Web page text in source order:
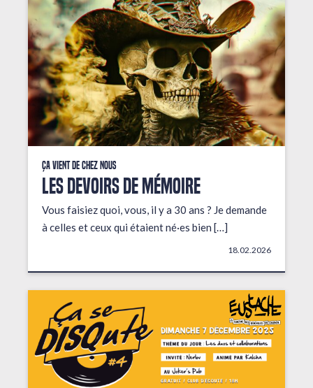
Ça vient de chez nous
LES DEVOIRS DE MÉMOIRE
Vous faisiez quoi, vous, il y a 30 ans ? Je demande
à celles et ceux qui étaient né·es bien […]
18.02.2026